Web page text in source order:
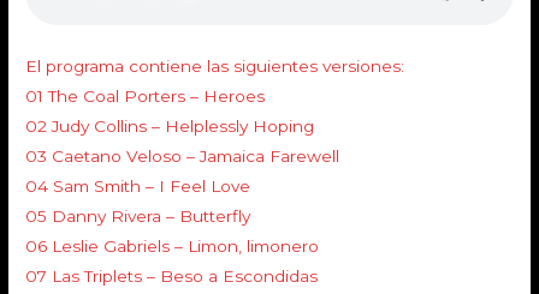
El programa contiene las siguientes versiones:
01 The Coal Porters – Heroes
02 Judy Collins – Helplessly Hoping
03 Caetano Veloso – Jamaica Farewell
04 Sam Smith – I Feel Love
05 Danny Rivera – Butterfly
06 Leslie Gabriels – Limon, limonero
07 Las Triplets – Beso a Escondidas